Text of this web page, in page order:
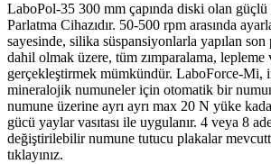
LaboPol-35 300 mm çapında diski olan güçlü
Parlatma Cihazıdır. 50-500 rpm arasında
sayesinde, silika süspansiyonlarla yapılan
dahil olmak üzere, tüm zımparalama,
gerçekleştirmek mümkündür. LaboForce-Mi,
mineralojik numuneler için otomatik bir
numune üzerine ayrı ayrı max 20 N yüke
gücü yaylar vasıtası ile uygulanır. 4 veya 8
değiştirilebilir numune tutucu plakalar
tıklayınız.